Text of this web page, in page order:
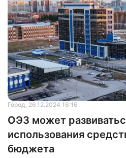
расположенный на территории
зоны (ОЭЗ) «Новооорловская» в
является уникальным для
Город, 26.12.2024 16:16
ОЭЗ может
использования
бюджета